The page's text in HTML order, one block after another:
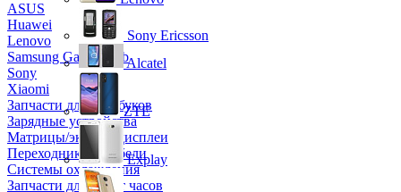
ASUS
Huawei
Lenovo
Samsung Galaxy Tab
Sony
Xiaomi
Запчасти для ноутбуков
Зарядные устройства
Матрицы/экраны/дисплеи
Переходники и кабели
Системы охлаждения
Запчасти для смарт часов
Sony Ericsson
Alcatel
ZTE
Explay